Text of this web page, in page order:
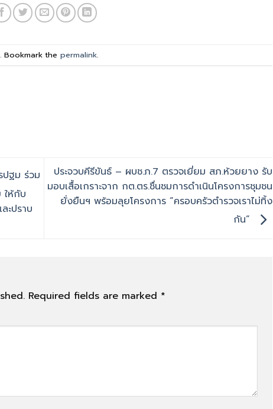
. Bookmark the permalink.
ฐม ร่วม
ห้กับ
ะปราบ
ประจวบคีรีขันธ์ – ผบช.ภ.7 ตรวจเยี่ยม สภ.ห้วยยาง รับ
มอบเสื้อเกราะจาก กต.ตร.ชื่นชมการดำเนินโครงการชุมชน
ยั่งยืนฯ พร้อมลุยโครงการ “ครอบครัวตำรวจเราไม่ทิ้ง
กัน”
Required fields are marked *